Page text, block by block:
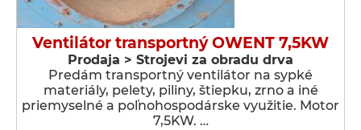
Ventilátor transportný OWENT 7,5KW
Prodaja > Strojevi za obradu drva
Predám transportný ventilátor na sypké
materiály, pelety, piliny, štiepku, zrno a iné
priemyselné a poľnohospodárske využitie. Motor
7,5KW. …